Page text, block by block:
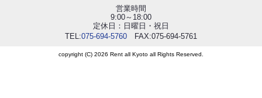
営業時間
9:00～18:00
定休日：日曜日・祝日
TEL:075-694-5760 FAX:075-694-5761
copyright (C) 2026 Rent all Kyoto all Rights Reserved.